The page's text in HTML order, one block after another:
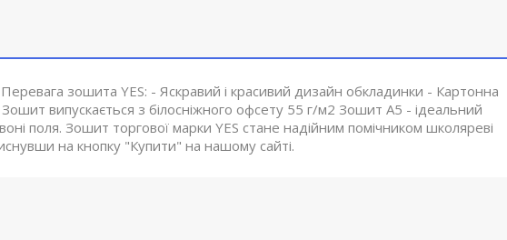
зошита YES: - Яскравий і красивий дизайн обкладинки - Картонна
випускається з білосніжного офсету 55 г/м2 Зошит А5 - ідеальний
поля. Зошит торгової марки YES стане надійним помічником школяреві
на кнопку "Купити" на нашому сайті.